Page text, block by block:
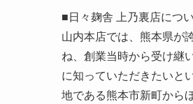
■日々麹舎 上乃裏店につ
山内本店では、熊本県が
ね、創業当時から受け継
に知っていただきたいと
地である熊本市新町から